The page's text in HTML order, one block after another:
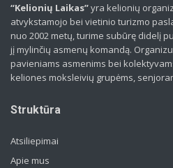
“Kelionių Laikas”yra kelionių
atvykstamojo bei vietinio turizmo
nuo 2002 metų, turime subūrę didelį
jį mylinčių asmenų komandą.
pavieniams asmenims bei
keliones moksleivių grupėms,
Struktūra
Atsiliepimai
Apie mus